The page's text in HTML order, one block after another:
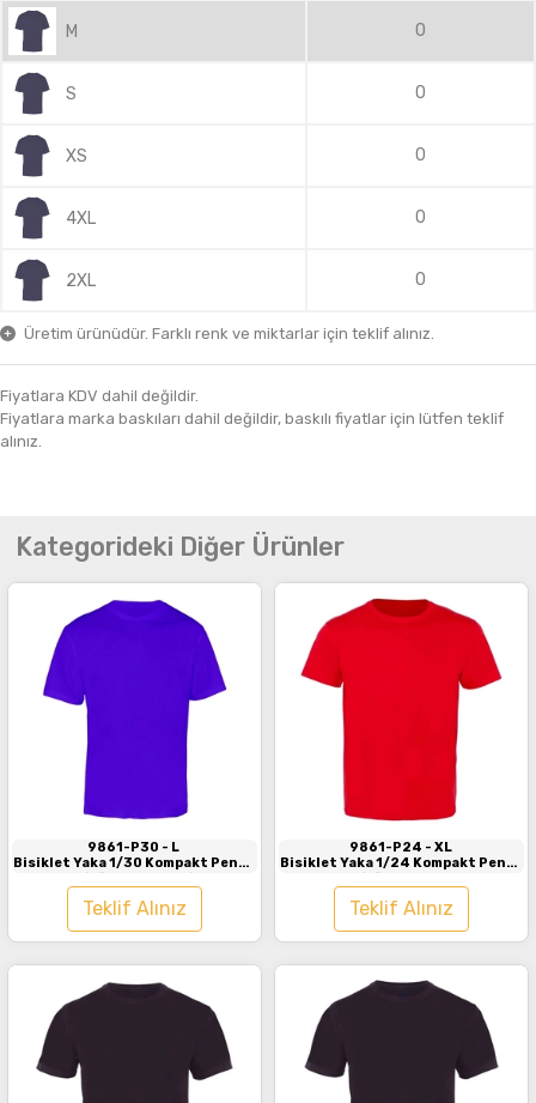
M 0
S 0
XS 0
4XL 0
2XL 0
Üretim ürünüdür. Farklı renk ve miktarlar için teklif alınız.
Fiyatlara KDV dahil değildir.
Fiyatlara marka baskıları dahil değildir, baskılı fiyatlar için lütfen teklif
alınız.
Kategorideki Diğer Ürünler
9861-P30 - L
Bisiklet Yaka 1/30 Kompakt Penye
Teklif Alınız
9861-P24 - XL
Bisiklet Yaka 1/24 Kompakt Penye
Teklif Alınız